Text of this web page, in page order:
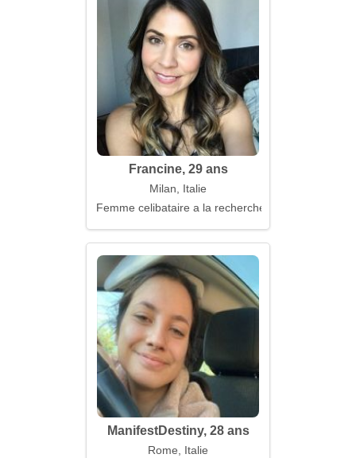
Francine, 29 ans
Milan, Italie
Femme celibataire a la recherche d'un mari
ManifestDestiny, 28 ans
Rome, Italie